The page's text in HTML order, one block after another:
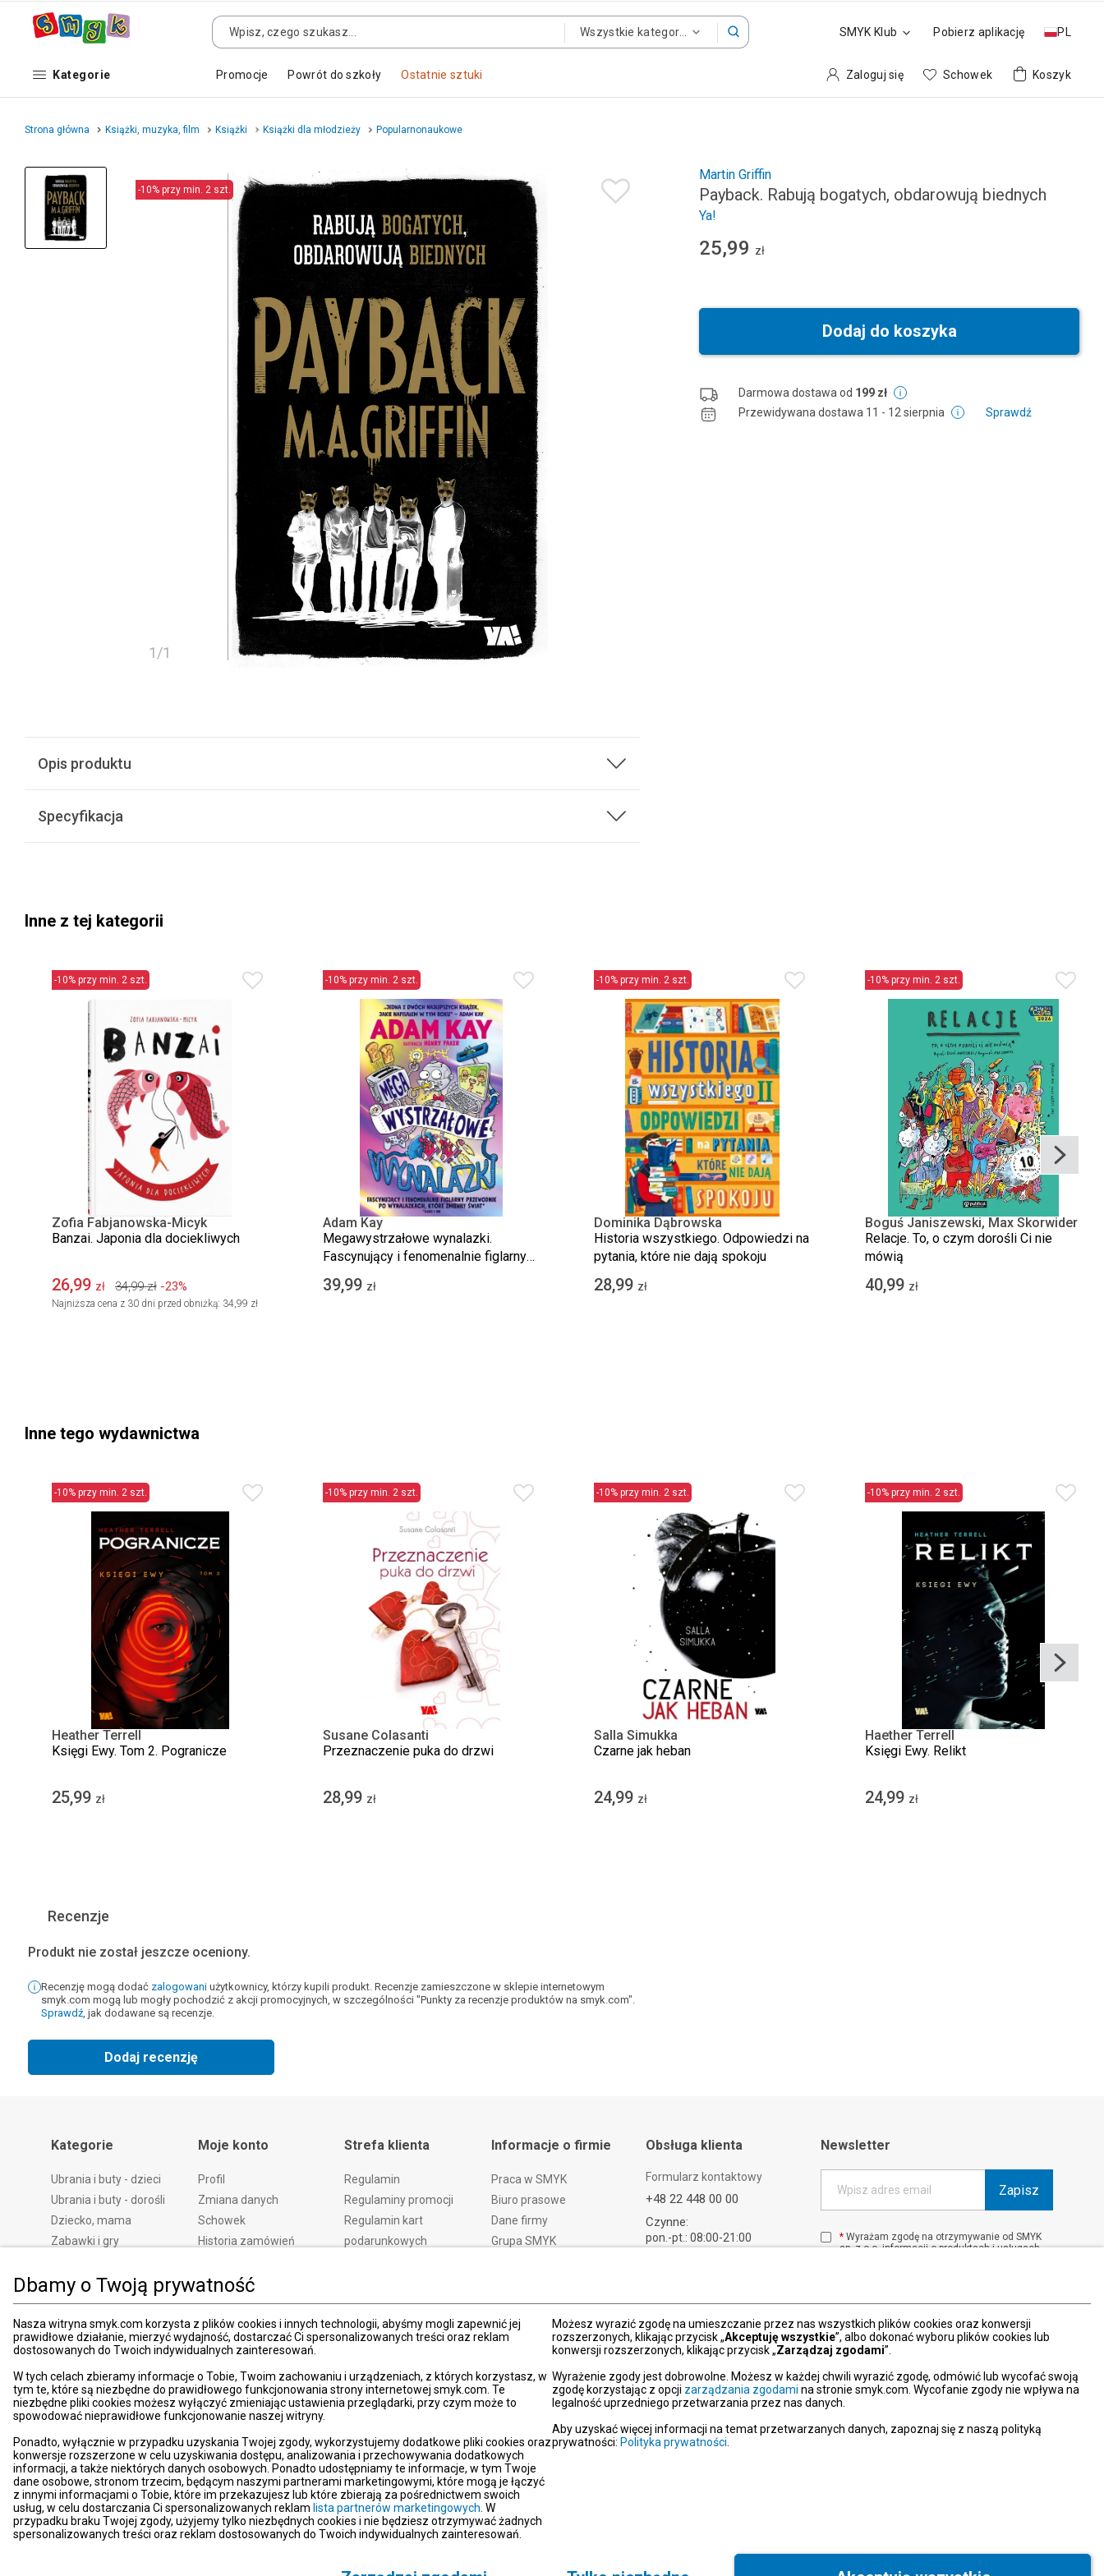
SMYK Klub Pobierz aplikację PL
Kategorie Promocje Powrót do szkoły Ostatnie sztuki
Dbamy o Twoją prywatność
Nasza witryna smyk.com korzysta z plików cookies i innych technologii, abyśmy mogli zapewnić jej
prawidłowe działanie, mierzyć wydajność, dostarczać Ci spersonalizowanych treści oraz reklam
dostosowanych do Twoich indywidualnych zainteresowań.
W tych celach zbieramy informacje o Tobie, Twoim zachowaniu i urządzeniach, z których korzystasz, w
tym te, które są niezbędne do prawidłowego funkcjonowania strony internetowej smyk.com. Te
niezbędne pliki cookies możesz wyłączyć zmieniając ustawienia przeglądarki, przy czym może to
spowodować nieprawidłowe funkcjonowanie naszej witryny.
Ponadto, wyłącznie w przypadku uzyskania Twojej zgody, wykorzystujemy dodatkowe pliki cookies oraz
konwersje rozszerzone w celu uzyskiwania dostępu, analizowania i przechowywania dodatkowych
informacji, a także niektórych danych osobowych. Ponadto udostępniamy te informacje, w tym Twoje
dane osobowe, stronom trzecim, będącym naszymi partnerami marketingowymi, które mogą je łączyć
z innymi informacjami o Tobie, które im przekazujesz lub które zbierają za pośrednictwem swoich
usług, w celu dostarczania Ci spersonalizowanych reklam lista partnerów marketingowych . W
przypadku braku Twojej zgody, użyjemy tylko niezbędnych cookies i nie będziesz otrzymywać żadnych
spersonalizowanych treści oraz reklam dostosowanych do Twoich indywidualnych zainteresowań.
Możesz wyrazić zgodę na umieszczanie przez nas wszystkich plików cookies oraz konwersji
rozszerzonych, klikając przycisk „Akceptuję wszystkie”, albo dokonać wyboru plików cookies lub
konwersji rozszerzonych, klikając przycisk „Zarządzaj zgodami”.
Wyrażenie zgody jest dobrowolne. Możesz w każdej chwili wyrazić zgodę, odmówić lub wycofać swoją
zgodę korzystając z opcji zarządzania zgodami na stronie smyk.com. Wycofanie zgody nie wpływa na
legalność uprzedniego przetwarzania przez nas danych.
Aby uzyskać więcej informacji na temat przetwarzanych danych, zapoznaj się z naszą polityką
prywatności: Polityka prywatności
Zaloguj się Schowek Koszyk
Strona główna Książki, muzyka, film Książki Książki dla młodzieży Popularnonaukowe
-10% przy min. 2 szt.
1/1
Opis produktu
Specyfikacja
Martin Griffin
Payback. Rabują bogatych, obdarowują biednych
Ya!
25,99 zł
Dodaj do koszyka
Darmowa dostawa od 199 zł
Przewidywana dostawa 11 - 12 sierpnia Sprawdź
Inne z tej kategorii
-10% przy min. 2 szt.
Zofia Fabjanowska-Micyk
Banzai. Japonia dla dociekliwych
26,99 zł 34,99 zł -23%
Najniższa cena z 30 dni przed obniżką: 34,99 zł
-10% przy min. 2 szt.
Adam Kay
Megawystrzałowe wynalazki.
Fascynujący i fenomenalnie figlarny
przewodnik po wynalazkach, które
zmieniły świat (albo i nie)
39,99 zł
-10% przy min. 2 szt.
Dominika Dąbrowska
Historia wszystkiego. Odpowiedzi na
pytania, które nie dają spokoju
28,99 zł
-10% przy min. 2 szt.
Boguś Janiszewski, Max Skorwider
Relacje. To, o czym dorośli Ci nie
mówią
40,99 zł
Inne tego wydawnictwa
-10% przy min. 2 szt.
Heather Terrell
Księgi Ewy. Tom 2. Pogranicze
25,99 zł
-10% przy min. 2 szt.
Susane Colasanti
Przeznaczenie puka do drzwi
28,99 zł
-10% przy min. 2 szt.
Salla Simukka
Czarne jak heban
24,99 zł
-10% przy min. 2 szt.
Haether Terrell
Księgi Ewy. Relikt
24,99 zł
Recenzje
Produkt nie został jeszcze oceniony.
Recenzję mogą dodać zalogowani użytkownicy, którzy kupili produkt. Recenzje zamieszczone w sklepie internetowym
smyk.com mogą lub mogły pochodzić z akcji promocyjnych, w szczególności "Punkty za recenzje produktów na smyk.com".
Sprawdź, jak dodawane są recenzje.
Dodaj recenzję
Kategorie
Ubrania i buty - dzieci
Ubrania i buty - dorośli
Dziecko, mama
Zabawki i gry
Zdrowie i uroda
Dom i ogród
Promocje
Porady
Moje konto
Profil
Zmiana danych
Schowek
Historia zamówień
Polityka prywatności
Ustawienia prywatności
Śledzenie zamówień
Strefa klienta
Regulamin
Regulaminy promocji
Regulamin kart
podarunkowych
Reklamacje
Metody płatności
PayPo
Karty podarunkowe
Znajdź sklep SMYK
Newsletter
Komunikaty
Deklaracje zgodności
Pomoc
Kontakt
Informacje o firmie
Praca w SMYK
Biuro prasowe
Dane firmy
Grupa SMYK
Akt o usługach cyfrowych
Deklaracja dostępności
Obsługa klienta
Formularz kontaktowy
+48 22 448 00 00
Czynne:
pon.-pt.: 08:00-21:00
Newsletter
Wpisz adres email Zapisz
* Wyrażam zgodę na otrzymywanie od SMYK
sp. z o.o. informacji o produktach i usługach
W każdej chwili możesz z łatwością cofnąć
więcej